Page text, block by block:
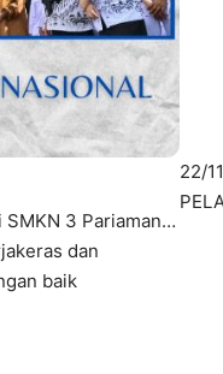
SMKN 3 Pariaman…
dan
baik
22/